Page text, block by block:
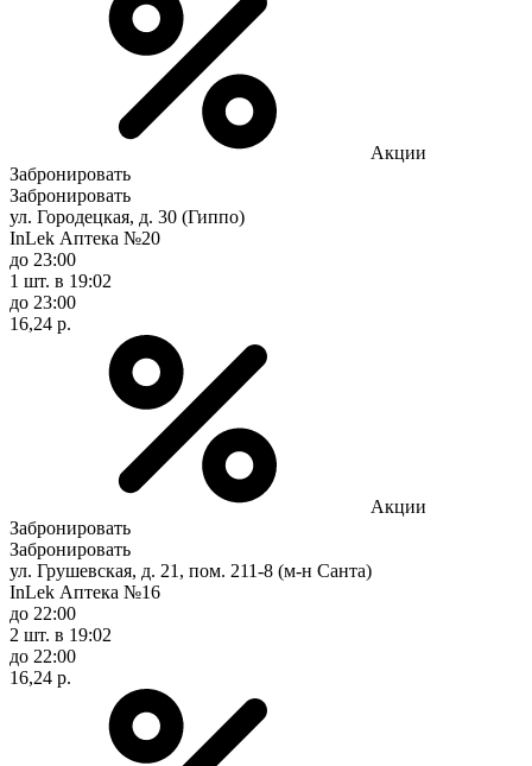
Акции
Забронировать
Забронировать
ул. Городецкая, д. 30 (Гиппо)
InLek Аптека №20
до 23:00
1 шт. в 19:02
до 23:00
16,24 р.
Акции
Забронировать
Забронировать
ул. Грушевская, д. 21, пом. 211-8 (м-н Санта)
InLek Аптека №16
до 22:00
2 шт. в 19:02
до 22:00
16,24 р.